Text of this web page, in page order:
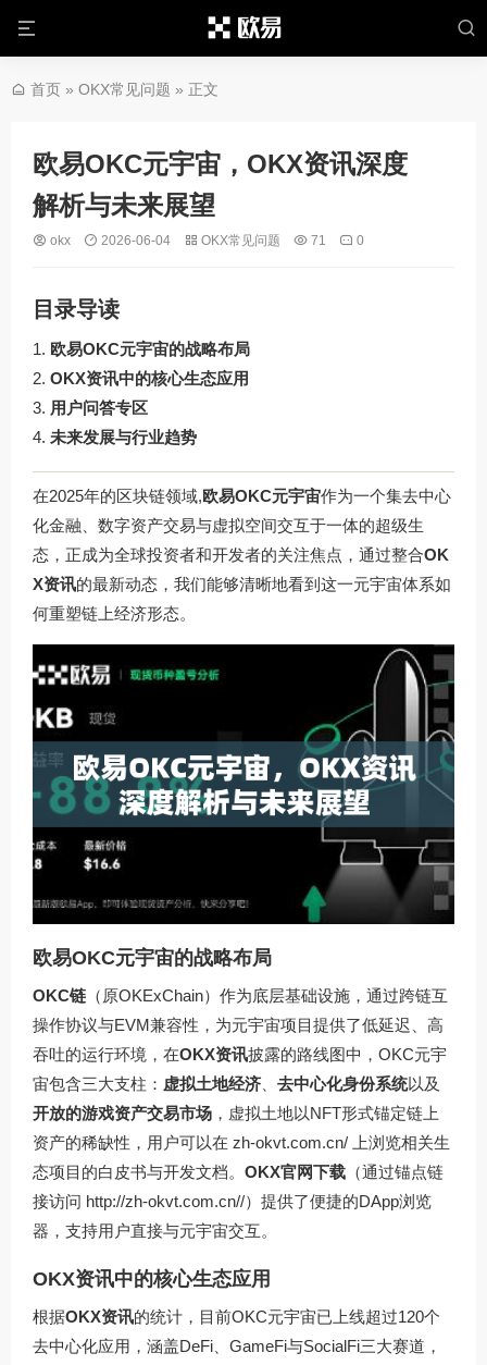
首页 » OKX常见问题 » 正文
欧易OKC元宇宙，OKX资讯深度
解析与未来展望
okx 2026-06-04 OKX常见问题 71 0
目录导读
欧易OKC元宇宙的战略布局
OKX资讯中的核心生态应用
用户问答专区
未来发展与行业趋势
在2025年的区块链领域,欧易OKC元宇宙作为一个集去中心
化金融、数字资产交易与虚拟空间交互于一体的超级生
态，正成为全球投资者和开发者的关注焦点，通过整合OK
X资讯的最新动态，我们能够清晰地看到这一元宇宙体系如
何重塑链上经济形态。
欧易OKC元宇宙的战略布局
OKC链 （原OKExChain）作为底层基础设施，通过跨链互
操作协议与EVM兼容性，为元宇宙项目提供了低延迟、高
吞吐的运行环境，在OKX资讯披露的路线图中，OKC元宇
宙包含三大支柱： 虚拟土地经济 去中心化身份系统以及
开放的游戏资产交易市场 ，虚拟土地以NFT形式锚定链上
资产的稀缺性，用户可以在 zh-okvt.com.cn/ 上浏览相关生
态项目的白皮书与开发文档。 OKX官网下载 （通过锚点链
接访问 http://zh-okvt.com.cn//）提供了便捷的DApp浏览
器，支持用户直接与元宇宙交互。
OKX资讯中的核心生态应用
根据OKX资讯的统计，目前OKC元宇宙已上线超过120个
去中心化应用，涵盖DeFi、GameFi与SocialFi三大赛道，